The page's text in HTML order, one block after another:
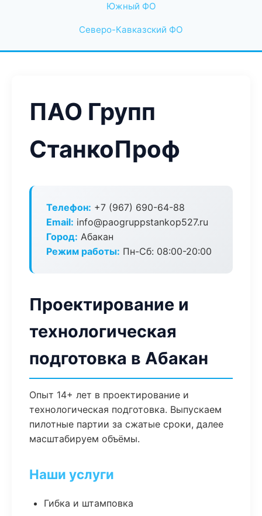
Южный ФО
Северо-Кавказский ФО
ПАО Групп
СтанкоПроф
Телефон: +7 (967) 690-64-88
Email: info@paogruppstankop527.ru
Город: Абакан
Режим работы: Пн-Сб: 08:00-20:00
Проектирование и
технологическая
подготовка в Абакан
Опыт 14+ лет в проектирование и
технологическая подготовка. Выпускаем
пилотные партии за сжатые сроки, далее
масштабируем объёмы.
Наши услуги
Гибка и штамповка